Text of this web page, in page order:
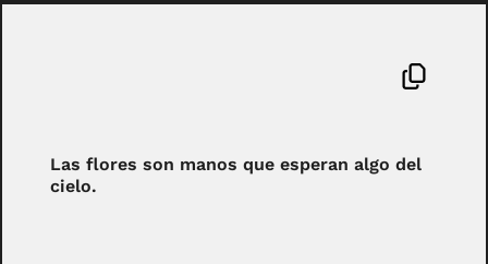
Las flores son manos que esperan algo del
cielo.